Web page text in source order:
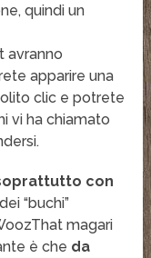
quindi un
avranno
apparire una
clic e potrete
vi ha chiamato
con
“buchi”
magari
è che da